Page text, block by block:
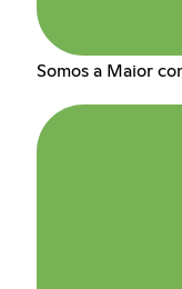
Somos a Maior